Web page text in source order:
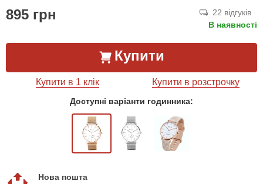
895 грн
22 відгуків
В наявності
Купити
Купити в 1 клік Купити в розстрочку
Доступні варіанти годинника:
Нова пошта